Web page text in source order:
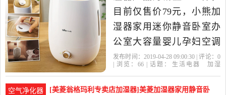
目前仅售价79元，小熊加
湿器家用迷你静音卧室办
公室大容量婴儿孕妇空调
房空气香薰是2019年小熊
当中性价比很高的加湿
发布时间：2019-04-28 09:00:30 | 评论： 0
| 浏览： 66 | 话题： 生活电器
加湿
空气净化器
[美菱翁格玛利专卖店加湿器]美菱加湿器家用静音卧